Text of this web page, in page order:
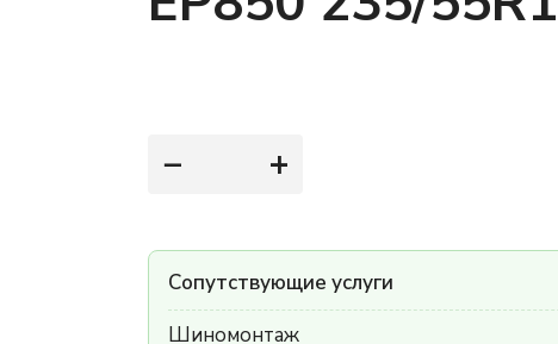
− +
Сопутствующие услуги
Шиномонтаж